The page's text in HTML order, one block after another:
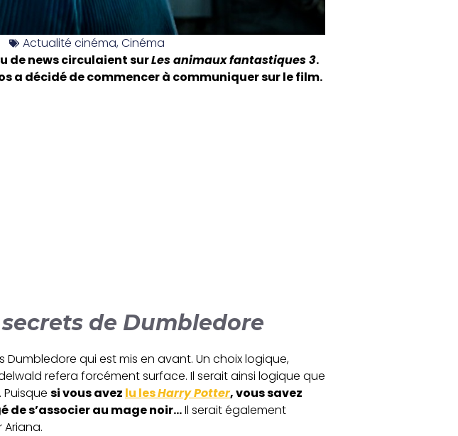
Actualité cinéma,Cinéma
de news circulaient surLes animaux fantastiques 3.
a décidé de commencer à communiquer sur le film.
de Dumbledore
qui est mis en avant. Un choix logique,
refera forcément surface. Il serait ainsi logique que
si vous avez lu lesHarry Potter, vous savez
de s’associer au mage noir…Il serait également